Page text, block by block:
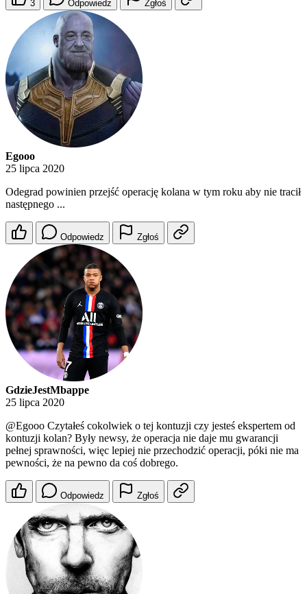
3 Odpowiedz Zgłoś
Egooo
25 lipca 2020
Odegrad powinien przejść operację kolana w tym roku aby nie tracił
następnego ...
Odpowiedz Zgłoś
GdzieJestMbappe
25 lipca 2020
@Egooo Czytałeś cokolwiek o tej kontuzji czy jesteś ekspertem od
kontuzji kolan? Były newsy, że operacja nie daje mu gwarancji
pełnej sprawności, więc lepiej nie przechodzić operacji, póki nie ma
pewności, że na pewno da coś dobrego.
Odpowiedz Zgłoś